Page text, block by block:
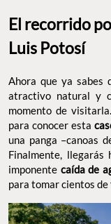
El recorrido
Luis Potosí
Ahora que ya sabes
atractivo natural y
momento de
para conocer esta
una panga –canoas
Finalmente, llegarás
imponente caída de
para tomar cientos